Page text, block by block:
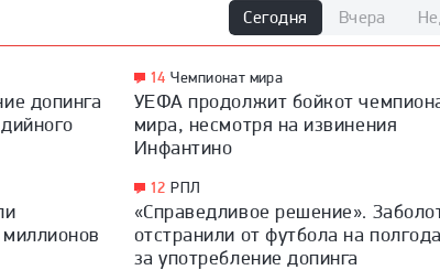
Сегодня Вчера
допинга
миллионов
14 Чемпионат мира
УЕФА продолжит бойкот
мира, несмотря на извинения
Инфантино
12 РПЛ
«Справедливое решение».
отстранили от футбола на полгода
за употребление допинга